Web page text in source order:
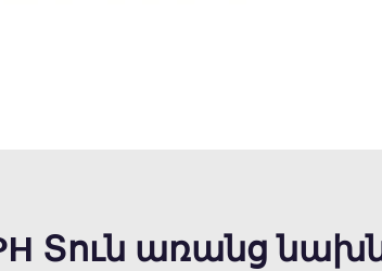
Տուն առանց